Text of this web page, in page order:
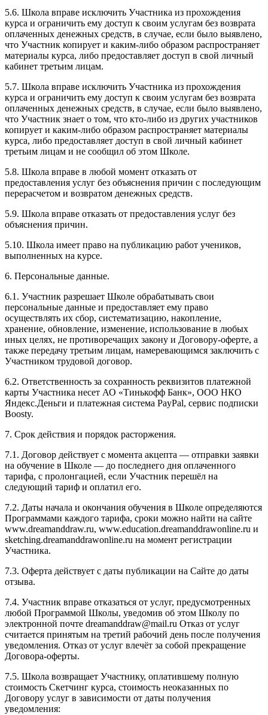
5.6. Школа вправе исключить Участника из прохождения
курса и ограничить ему доступ к своим услугам без возврата
оплаченных денежных средств, в случае, если было выявлено,
что Участник копирует и каким-либо образом распространяет
материалы курса, либо предоставляет доступ в свой личный
кабинет третьим лицам.
5.7. Школа вправе исключить Участника из прохождения
курса и ограничить ему доступ к своим услугам без возврата
оплаченных денежных средств, в случае, если было выявлено,
что Участник знает о том, что кто-либо из других участников
копирует и каким-либо образом распространяет материалы
курса, либо предоставляет доступ в свой личный кабинет
третьим лицам и не сообщил об этом Школе.
5.8. Школа вправе в любой момент отказать от
предоставления услуг без объяснения причин с последующим
перерасчетом и возвратом денежных средств.
5.9. Школа вправе отказать от предоставления услуг без
объяснения причин.
5.10. Школа имеет право на публикацию работ учеников,
выполненных на курсе.
6. Персональные данные.
6.1. Участник разрешает Школе обрабатывать свои
персональные данные и предоставляет ему право
осуществлять их сбор, систематизацию, накопление,
хранение, обновление, изменение, использование в любых
иных целях, не противоречащих закону и Договору-оферте, а
также передачу третьим лицам, намеревающимся заключить с
Участником трудовой договор.
6.2. Ответственность за сохранность реквизитов платежной
карты Участника несет АО «Тинькофф Банк», ООО НКО
Яндекс.Деньги и платежная система PayPal, сервис подписки
Boosty.
7. Срок действия и порядок расторжения.
7.1. Договор действует с момента акцепта — отправки заявки
на обучение в Школе — до последнего дня оплаченного
тарифа, с пролонгацией, если Участник перешёл на
следующий тариф и оплатил его.
7.2. Даты начала и окончания обучения в Школе определяются
Программами каждого тарифа, сроки можно найти на сайте
www.dreamanddraw.ru, www.education.dreamanddrawonline.ru и
sketching.dreamanddrawonline.ru на момент регистрации
Участника.
7.3. Оферта действует с даты публикации на Сайте до даты
отзыва.
7.4. Участник вправе отказаться от услуг, предусмотренных
любой Программой Школы, уведомив об этом Школу по
электронной почте dreamanddraw@mail.ru Отказ от услуг
считается принятым на третий рабочий день после получения
уведомления. Отказ от услуг влечёт за собой прекращение
Договора-оферты.
7.5. Школа возвращает Участнику, оплатившему полную
стоимость Скетчинг курса, стоимость неоказанных по
Договору услуг в зависимости от даты получения
уведомления: